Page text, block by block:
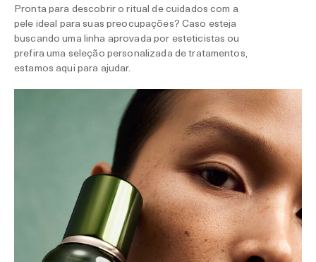
Pronta para descobrir o ritual de cuidados com a
pele ideal para suas preocupações? Caso esteja
buscando uma linha aprovada por esteticistas ou
prefira uma seleção personalizada de tratamentos,
estamos aqui para ajudar.